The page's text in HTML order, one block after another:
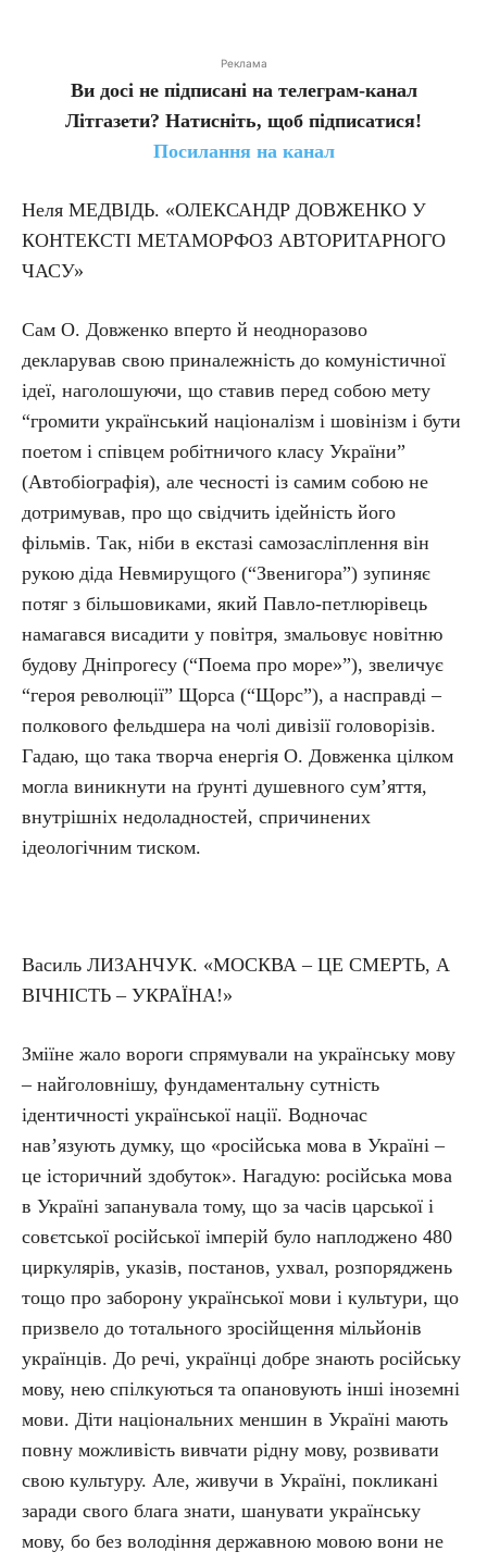
Реклама
Ви досі не підписані на телеграм-канал
Літгазети? Натисніть, щоб підписатися!
Посилання на канал
Неля МЕДВІДЬ. «ОЛЕКСАНДР ДОВЖЕНКО У
КОНТЕКСТІ МЕТАМОРФОЗ АВТОРИТАРНОГО
ЧАСУ»
Сам О. Довженко вперто й неодноразово
декларував свою приналежність до комуністичної
ідеї, наголошуючи, що ставив перед собою мету
“громити український націоналізм і шовінізм і бути
поетом і співцем робітничого класу України”
(Автобіографія), але чесності із самим собою не
дотримував, про що свідчить ідейність його
фільмів. Так, ніби в екстазі самозасліплення він
рукою діда Невмирущого (“Звенигора”) зупиняє
потяг з більшовиками, який Павло-петлюрівець
намагався висадити у повітря, змальовує новітню
будову Дніпрогесу (“Поема про море»”), звеличує
“героя революції” Щорса (“Щорс”), а насправді –
полкового фельдшера на чолі дивізії головорізів.
Гадаю, що така творча енергія О. Довженка цілком
могла виникнути на ґрунті душевного сум’яття,
внутрішніх недоладностей, спричинених
ідеологічним тиском.
Василь ЛИЗАНЧУК. «МОСКВА – ЦЕ СМЕРТЬ, А
ВІЧНІСТЬ – УКРАЇНА!»
Зміїне жало вороги спрямували на українську мову
– найголовнішу, фундаментальну сутність
ідентичності української нації. Водночас
нав’язують думку, що «російська мова в Україні –
це історичний здобуток». Нагадую: російська мова
в Україні запанувала тому, що за часів царської і
совєтської російської імперій було наплоджено 480
циркулярів, указів, постанов, ухвал, розпоряджень
тощо про заборону української мови і культури, що
призвело до тотального зросійщення мільйонів
українців. До речі, українці добре знають російську
мову, нею спілкуються та опановують інші іноземні
мови. Діти національних меншин в Україні мають
повну можливість вивчати рідну мову, розвивати
свою культуру. Але, живучи в Україні, покликані
заради свого блага знати, шанувати українську
мову, бо без володіння державною мовою вони не